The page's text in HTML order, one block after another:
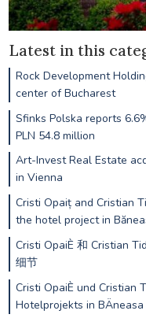
Latest in this
Rock Development
center of Bucharest
Sfinks Polska reports
PLN 54.8 million
Art-Invest Real Estate
in Vienna
Cristi Opaiț and Cristian
the hotel project in
Cristi OpaiÈ 和 Cristian
细节
Cristi OpaiÈ und Cristian
Hotelprojekts in BÄneasa